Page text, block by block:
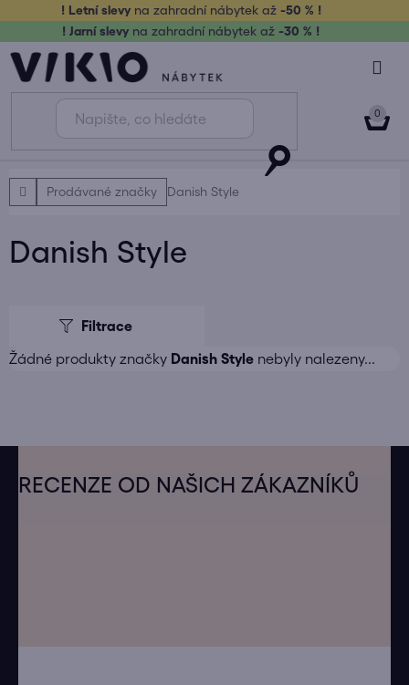
obsah
! Letní slevy na zahradní nábytek až-50 % !
! Jarní slevy na zahradní nábytek až -30 % !
DomůProdávané značky Danish Style
Danish Style
Žádné produkty značky Danish Style nebyly nalezeny...
RECENZE OD NAŠICH ZÁKAZNÍKŮ